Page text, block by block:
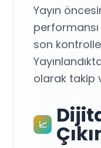
Yayın
performansı
son
olarak takip
📈